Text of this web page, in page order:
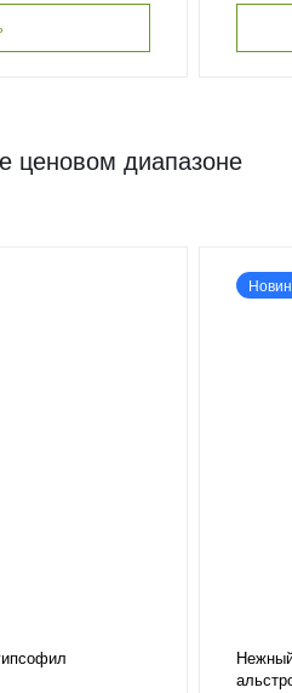
ценовом диапазоне